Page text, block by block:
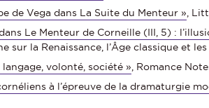
de Vega dans La Suite du Menteur » ,
Le Menteur de Corneille (III, 5) :
la Renaissance, l’Âge classique et les
volonté, société » , Romance
à l’épreuve de la dramaturgie